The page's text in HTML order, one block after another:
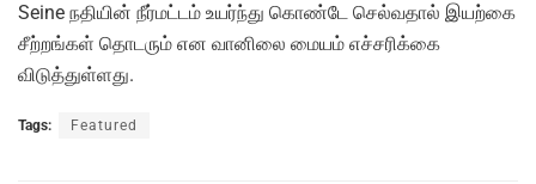
Seine நதியின் நீர்மட்டம் உயர்ந்து கொண்டே செல்வதால் இயற்கை
சீற்றங்கள் தொடரும் என வானிலை மையம் எச்சரிக்கை
விடுத்துள்ளது.
Tags: Featured